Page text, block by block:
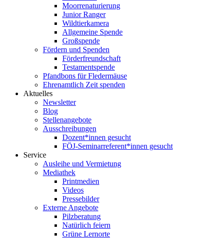
Moorrenaturierung
Junior Ranger
Wildtierkamera
Allgemeine Spende
Großspende
Fördern und Spenden
Förderfreundschaft
Testamentspende
Pfandbons für Fledermäuse
Ehrenamtlich Zeit spenden
Aktuelles
Newsletter
Blog
Stellenangebote
Ausschreibungen
Dozent*innen gesucht
FÖJ-Seminarreferent*innen gesucht
Service
Ausleihe und Vermietung
Mediathek
Printmedien
Videos
Pressebilder
Externe Angebote
Pilzberatung
Natürlich feiern
Grüne Lernorte